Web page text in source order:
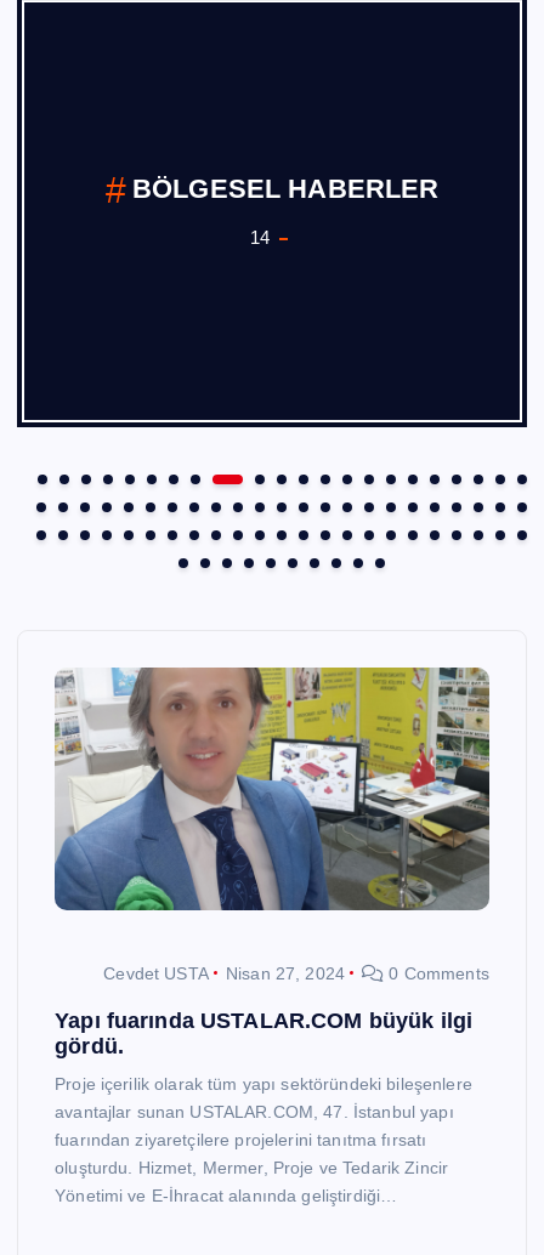
BÖLGESEL HABERLER
14
Cevdet USTA Nisan 27, 2024 0 Comments
Yapı fuarında USTALAR.COM büyük ilgi
gördü.
Proje içerilik olarak tüm yapı sektöründeki bileşenlere
avantajlar sunan USTALAR.COM, 47. İstanbul yapı
fuarından ziyaretçilere projelerini tanıtma fırsatı
oluşturdu. Hizmet, Mermer, Proje ve Tedarik Zincir
Yönetimi ve E-İhracat alanında geliştirdiği…